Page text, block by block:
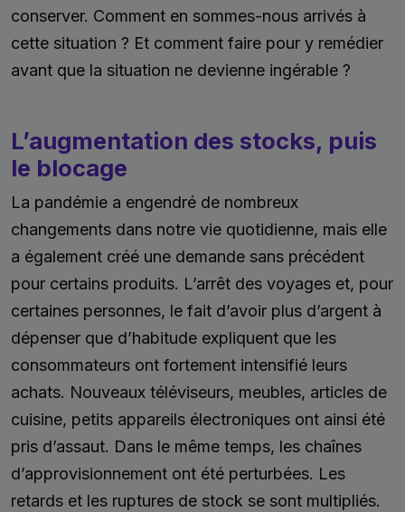
conserver. Comment en sommes-nous arrivés à
cette situation ? Et comment faire pour y remédier
avant que la situation ne devienne ingérable ?
L’augmentation des stocks, puis
le blocage
La pandémie a engendré de nombreux
changements dans notre vie quotidienne, mais elle
a également créé une demande sans précédent
pour certains produits. L’arrêt des voyages et, pour
certaines personnes, le fait d’avoir plus d’argent à
dépenser que d’habitude expliquent que les
consommateurs ont fortement intensifié leurs
achats. Nouveaux téléviseurs, meubles, articles de
cuisine, petits appareils électroniques ont ainsi été
pris d’assaut. Dans le même temps, les chaînes
d’approvisionnement ont été perturbées. Les
retards et les ruptures de stock se sont multipliés.